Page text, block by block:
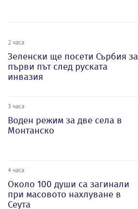
2 часа
Зеленски ще посети Сърбия за
първи път след руската
инвазия
3 часа
Воден режим за две села в
Монтанско
4 часа
Около 100 души са загинали
при масовото нахлуване в
Сеута